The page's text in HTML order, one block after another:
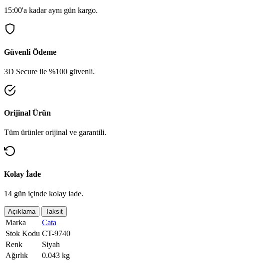
15:00'a kadar aynı gün kargo.
Güvenli Ödeme
3D Secure ile %100 güvenli.
Orijinal Ürün
Tüm ürünler orijinal ve garantili.
Kolay İade
14 gün içinde kolay iade.
Açıklama Taksit
Marka
Cata
Stok Kodu CT-9740
Renk
Siyah
Ağırlık
0.043 kg